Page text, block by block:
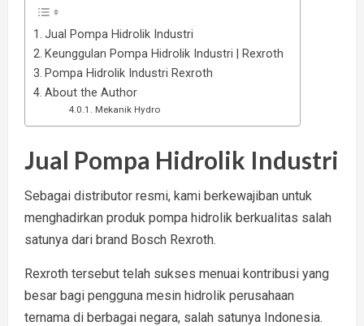
Jual Pompa Hidrolik Industri
Keunggulan Pompa Hidrolik Industri | Rexroth
Pompa Hidrolik Industri Rexroth
About the Author
Mekanik Hydro
Jual Pompa Hidrolik Industri
Sebagai distributor resmi, kami berkewajiban untuk
menghadirkan produk pompa hidrolik berkualitas salah
satunya dari brand Bosch Rexroth.
Rexroth tersebut telah sukses menuai kontribusi yang
besar bagi pengguna mesin hidrolik perusahaan
ternama di berbagai negara, salah satunya Indonesia.